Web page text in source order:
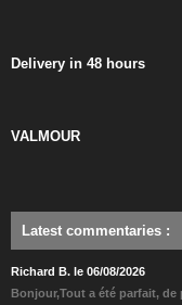
Delivery in 48 hours
VALMOUR
Latest commentaries :
Richard B. le 06/08/2026
Bonjour,Tout a été parfait,